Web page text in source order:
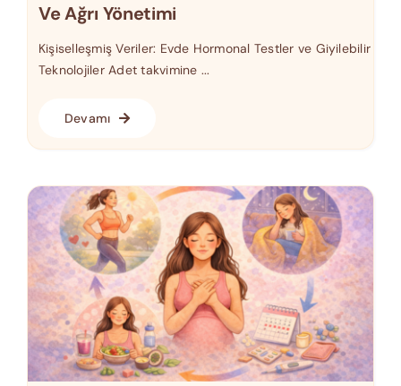
Ve Ağrı Yönetimi
Kişiselleşmiş Veriler: Evde Hormonal Testler ve Giyilebilir
Teknolojiler Adet takvimine ...
Devamı